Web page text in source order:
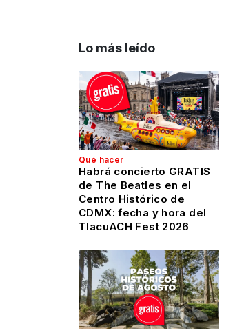
Lo más leído
Qué hacer
Habrá concierto GRATIS
de The Beatles en el
Centro Histórico de
CDMX: fecha y hora del
TlacuACH Fest 2026